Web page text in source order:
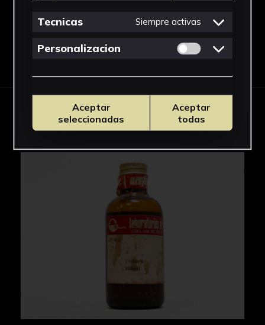
IMÁGENES
Tecnicas Siempre activas
Personalizacion Permitir cookies
Aceptar
seleccionadas
Aceptar
todas